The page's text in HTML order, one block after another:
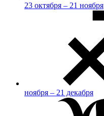
23 октября – 21 ноября
ноября – 21 декабря